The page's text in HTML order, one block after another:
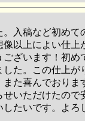
入稿など初めて
以上によい仕上
ざいます！初め
た。この仕上が
た喜んでおりま
いただけたので
たいです。よろ